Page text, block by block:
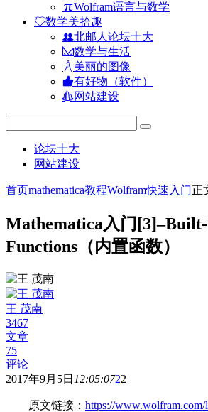
Wolfram语言与数学
数学美拾趣
北邮人论坛十大
数学与生活
美丽的图像
有好物（软件）
网站建设
论坛十大
网站建设
首页mathematica教程Wolfram快速入门正
Mathematica入门
Functions（内置函数）
王 茂南
3467
文章
75
评论
2017年9月5日 12:05:0722
原文链接： https://www.wolfram.com/